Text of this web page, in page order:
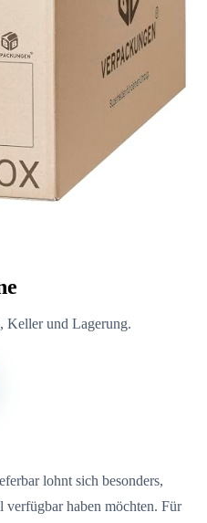
Keller und Lagerung.
lohnt sich besonders,
verfügbar haben möchten. Für